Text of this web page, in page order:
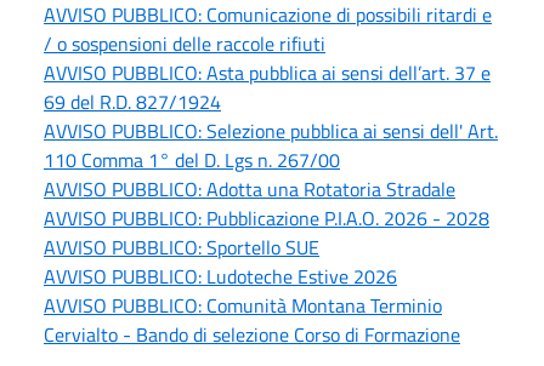
AVVISO PUBBLICO: Comunicazione di possibili ritardi e
/ o sospensioni delle raccole rifiuti
AVVISO PUBBLICO: Asta pubblica ai sensi dell’art. 37 e
69 del R.D. 827/1924
AVVISO PUBBLICO: Selezione pubblica ai sensi dell' Art.
110 Comma 1° del D. Lgs n. 267/00
AVVISO PUBBLICO: Adotta una Rotatoria Stradale
AVVISO PUBBLICO: Pubblicazione P.I.A.O. 2026 - 2028
AVVISO PUBBLICO: Sportello SUE
AVVISO PUBBLICO: Ludoteche Estive 2026
AVVISO PUBBLICO: Comunità Montana Terminio
Cervialto - Bando di selezione Corso di Formazione